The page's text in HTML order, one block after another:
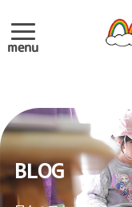
menu
BLOG